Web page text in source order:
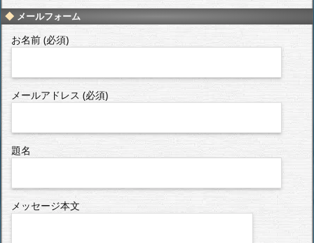
メールフォーム
お名前 (必須)
メールアドレス (必須)
題名
メッセージ本文